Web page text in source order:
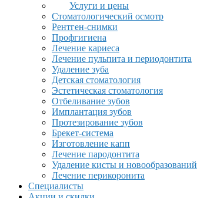
Услуги и цены
Стоматологический осмотр
Рентген-снимки
Профгигиена
Лечение кариеса
Лечение пульпита и периодонтита
Удаление зуба
Детская стоматология
Эстетическая стоматология
Отбеливание зубов
Имплантация зубов
Протезирование зубов
Брекет-система
Изготовление капп
Лечение пародонтита
Удаление кисты и новообразований
Лечение перикоронита
Специалисты